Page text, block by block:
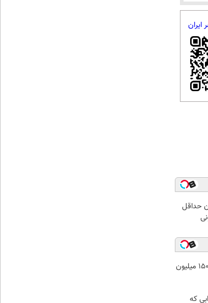
ایران
حداقل
فرصت ویژه تکنولایف برای وام، 150 میلیون
که